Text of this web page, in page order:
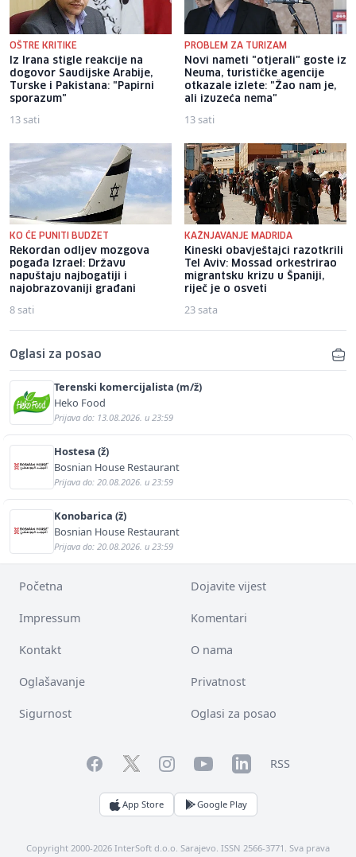
OŠTRE KRITIKE
Iz Irana stigle reakcije na
dogovor Saudijske Arabije,
Turske i Pakistana: "Papirni
sporazum"
13 sati
PROBLEM ZA TURIZAM
Novi nameti "otjerali" goste iz
Neuma, turističke agencije
otkazale izlete: "Žao nam je,
ali izuzeća nema"
13 sati
KO ĆE PUNITI BUDŽET
Rekordan odljev mozgova
pogađa Izrael: Državu
napuštaju najbogatiji i
najobrazovaniji građani
8 sati
KAŽNJAVANJE MADRIDA
Kineski obavještajci razotkrili
Tel Aviv: Mossad orkestrirao
migrantsku krizu u Španiji,
riječ je o osveti
23 sata
Oglasi za posao
Terenski komercijalista (m/ž)
Heko Food
Prijava do: 13.08.2026. u 23:59
Hostesa (ž)
Bosnian House Restaurant
Prijava do: 20.08.2026. u 23:59
Konobarica (ž)
Bosnian House Restaurant
Prijava do: 20.08.2026. u 23:59
Početna Dojavite vijest
Impressum Komentari
Kontakt O nama
Oglašavanje Privatnost
Sigurnost Oglasi za posao
FacebookTwitterInstagramYouTubeLinkedInRSS
App Store Google Play
Copyright 2000-2026 InterSoft d.o.o. Sarajevo. ISSN 2566-3771. Sva prava